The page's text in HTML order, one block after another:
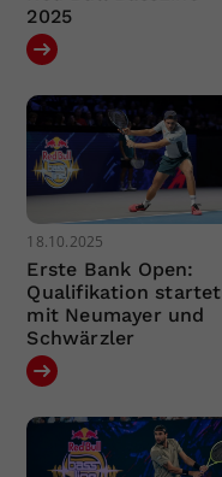
2025
18.10.2025
Erste Bank Open:
Qualifikation startet
mit Neumayer und
Schwärzler